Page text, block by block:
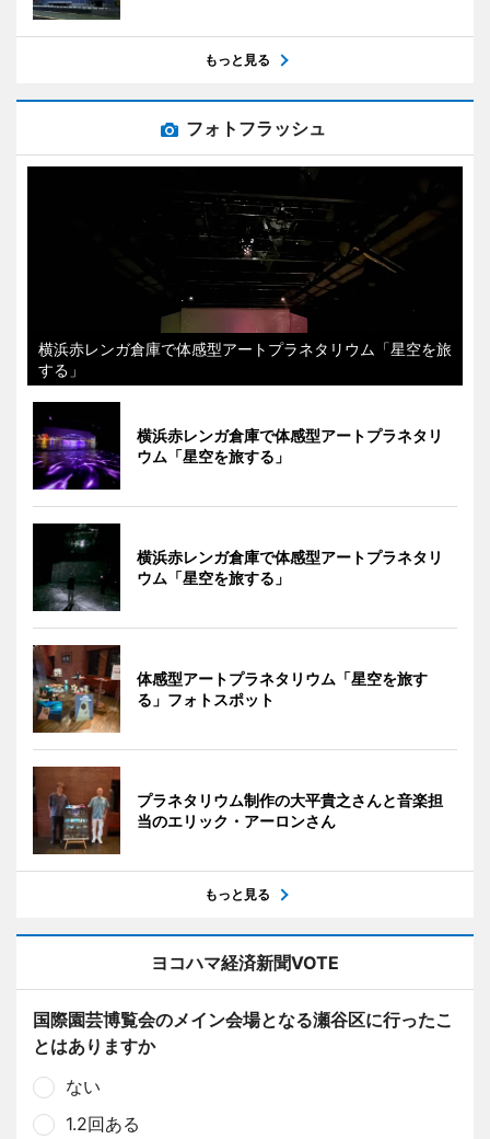
もっと見る
フォトフラッシュ
横浜赤レンガ倉庫で体感型アートプラネタリウム「星空を旅
する」
横浜赤レンガ倉庫で体感型アートプラネタリ
ウム「星空を旅する」
横浜赤レンガ倉庫で体感型アートプラネタリ
ウム「星空を旅する」
体感型アートプラネタリウム「星空を旅す
る」フォトスポット
プラネタリウム制作の大平貴之さんと音楽担
当のエリック・アーロンさん
もっと見る
ヨコハマ経済新聞VOTE
国際園芸博覧会のメイン会場となる瀬谷区に行ったこ
とはありますか
ない
1.2回ある